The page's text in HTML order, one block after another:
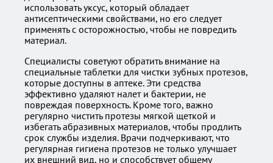
использовать уксус, который обладает
антисептическими свойствами, но его следует
применять с осторожностью, чтобы не повредить
материал.
Специалисты советуют обратить внимание на
специальные таблетки для чистки зубных протезов,
которые доступны в аптеке. Эти средства
эффективно удаляют налет и бактерии, не
повреждая поверхность. Кроме того, важно
регулярно чистить протезы мягкой щеткой и
избегать абразивных материалов, чтобы продлить
срок службы изделия. Врачи подчеркивают, что
регулярная гигиена протезов не только улучшает
их внешний вид, но и способствует общему